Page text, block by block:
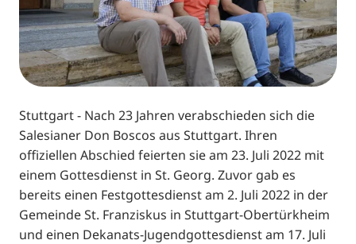
Stuttgart - Nach 23 Jahren verabschieden sich die
Salesianer Don Boscos aus Stuttgart. Ihren
offiziellen Abschied feierten sie am 23. Juli 2022 mit
einem Gottesdienst in St. Georg. Zuvor gab es
bereits einen Festgottesdienst am 2. Juli 2022 in der
Gemeinde St. Franziskus in Stuttgart-Obertürkheim
und einen Dekanats-Jugendgottesdienst am 17. Juli